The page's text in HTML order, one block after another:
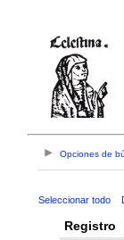
Opciones de
Seleccionar todo
Registro